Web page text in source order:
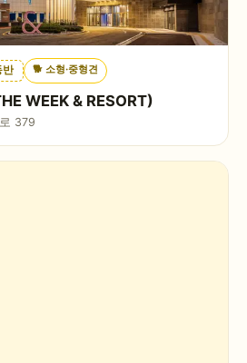
반 🐕 소형·중형견
WEEK & RESORT)
379